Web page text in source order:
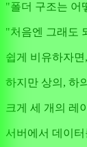
"폴더 구조는 어
"처음엔 그래도
쉽게 비유하자
하지만 상의, 하
크게 세 개의 레
서버에서 데이